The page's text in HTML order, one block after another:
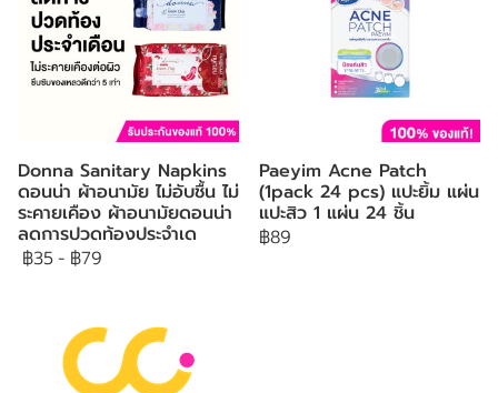
Donna Sanitary Napkins
ดอนน่า ผ้าอนามัย ไม่อับชื้น ไม่
ระคายเคือง ผ้าอนามัยดอนน่า
ลดการปวดท้องประจำเด
฿35- ฿79
Paeyim Acne Patch
(1pack 24 pcs) แปะยิ้ม แผ่น
แปะสิว 1 แผ่น 24 ชิ้น
฿89